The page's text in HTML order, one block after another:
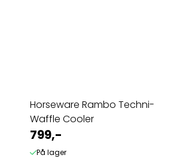
Horseware Rambo Techni-
Waffle Cooler
799,-
På lager